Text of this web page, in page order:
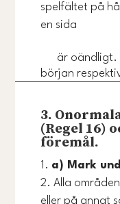
spelfältet på
en sida
är oändligt.
början
3.
(Regel 16)
föremål.
a) Mark
Alla
eller på annat